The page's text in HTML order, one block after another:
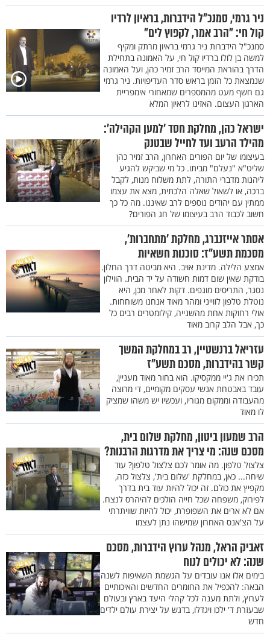
ניר גרמי, סמנכ"ל הידברות, בראיון לרדיו
קול חי: "הרב אמר, לקפוץ לים"
סמנכ"ל הידברות ניר גרמי בראיון מרתק ומקיף
למשה בן לולו ברדיו קול חי, על האמונה בתחילת
הדרך בהוראת המייסד הרב זמיר כהן, ועל האמונה
שנמצאת כל הזמן בראש סדר העדיפויות. ניר גרמי
גם חשף מעט מהמספרים שמאחורי אימפריית
הארגון העצום. האזינו לראיון המלא
ישראל כהן, מחלקת חסד ’למען הקהילה’:
מהילד הרעב ועד לחייל שבטנק
בעיצומו של יום הפורים האחרון, הרב זמיר כהן
שליט"א "נעלם" מביתו. כל מי שביקש להגיע
ליהנות מדברי התורה, לתת משלוח מנות, לקבל
ברכה, או לשאול שאלה הלכתית, מצא את עצמו
ממתין עם יהודים נוספים לרב שאיננו. מה כל כך
חשוב לכבוד הרב בעיצומו של חג הפורים?
אסתר אייזנברג, מחלקת ’מתחברות’,
מסכמת תשע"ז: סוכנות חשאיות
אמצע הלילה. מדינת אויב. היא מביטה דרך החלון.
בודקת שאין שום דמות חשודה על יד הבית. הווילון
נסגר, התריסים מוגפים. דקות לאחר מכן, היא
נוטלת טלפון לווייני ומהר מאוד אנחנו משוחחות.
אולי רחוקות אחת מהשנייה, קילומטרים רבים כל
כך, אבל הלב קרוב מאוד
עזריאל ברנשטיין, רב במחלקת המשך
קשר בהידברות, מסכם תשע"ז
תכירו את ג'יי ממקסיקו. הוא בחור מאוד מעניין,
עובד באבטחת אנשי עסקים מקומיים, די מרוצה
מהעבודה וממקום מגוריו, ועכשיו יש משהו שמציק
לו מאוד
הרב שמעון ביטון, מחלקת שלום בית,
מסכם שנה: מי צריך את מדרגות הרבנות?
צלצול טלפון. מה אומר לכם צלצול טלפון? עוד
שיחה... כאן, במחלקת 'שלום בית', צלצול כזה,
מקפיץ את כולם. זה יכול להיות עוד בית בדרך
לפירוק, משפחה שכל חייה הולכים להיהרס לנצח.
אם לא ארים את השפופרת, יכול להיות שוויתרתי
על הצ'אנס האחרון שמישהו נתן לעצמו
זאביק הראל, מנהל ערוץ הידברות, מסכם
שנה: לא יכולים לנוח
בימים אלו אנו עובדים על הגשמת השאיפות לשנה
הבאה: להכפיל את החומרים החדשים והאיכותיים
לערוץ, ולתת מענה לכל קהלי היעד בארץ ובעולם
שבעזרת ד' ילכו ויגדלו, בדגש על יצירת עולם ילדים
חדש